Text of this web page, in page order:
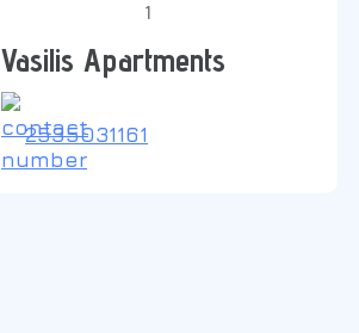
1
Vasilis Apartments
2535031161